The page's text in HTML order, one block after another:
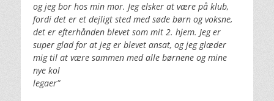
og jeg bor hos min mor. Jeg elsker at være på klub,
fordi det er et dejligt sted med søde børn og voksne,
det er efterhånden blevet som mit 2. hjem. Jeg er
super glad for at jeg er blevet ansat, og jeg glæder
mig til at være sammen med alle børnene og mine
nye kol
legaer”